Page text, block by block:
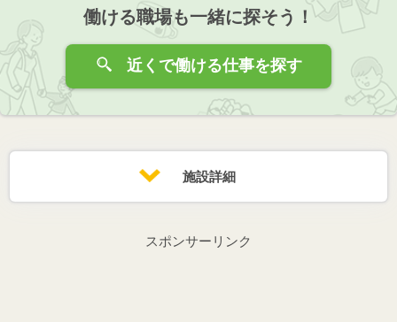
働ける職場も一緒に探そう！
近くで働ける仕事を探す
施設詳細
スポンサーリンク